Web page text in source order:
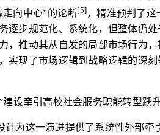
向中心”的论断[5]，精准预判了
逐步规范化、系统化，但整体仍
，推动其从自发的局部市场行为
实现了市场逻辑到战略逻辑的深
建设牵引高校社会服务职能转型跃
计为这一演进提供了系统性外部牵